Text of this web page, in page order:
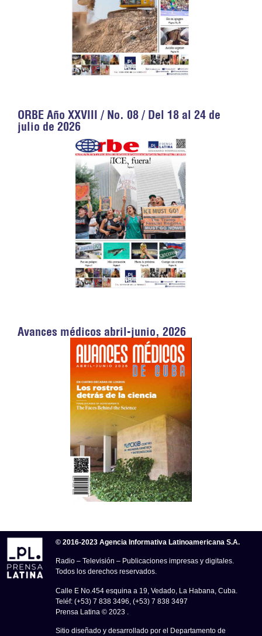
ORBE Año XXVIII / No. 08 / Del 18 al 24 de
julio de 2026
Avances médicos abril-junio, 2026
© 2016-2023 Agencia Informativa Latinoamericana S.A.
Radio – Televisión – Publicaciones impresas y digitales.
Todos los derechos reservados.
Calle E No.454 esquina a 19, Vedado, La Habana, Cuba.
Teléf: (+53) 7 838 3496, (+53) 7 838 3497
Prensa Latina © 2023 .
Sitio diseñado y desarrollado por el Departamento de